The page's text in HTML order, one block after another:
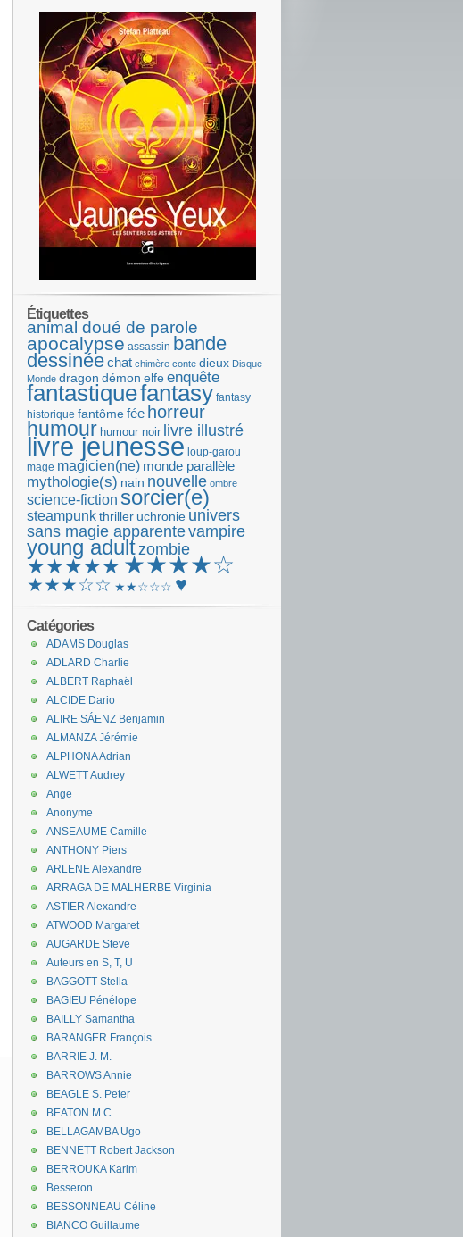
Étiquettes
animal doué de parole
apocalypse assassin bande
dessinéechat chimère conte dieux Disque-
Monde dragon démon elfeenquête
fantastiquefantasy fantasy
historique fantômefée horreur
humour humour noir livre illustré
livre jeunesse loup-garou
mage magicien(ne) monde parallèle
mythologie(s) nain nouvelle ombre
science-fiction sorcier(e)
steampunkthriller uchronie univers
sans magie apparentevampire
young adultzombie
★★★★★ ★★★★☆
★★★☆☆ ★★☆☆☆ ♥
Catégories
ADAMS Douglas
ADLARD Charlie
ALBERT Raphaël
ALCIDE Dario
ALIRE SÁENZ Benjamin
ALMANZA Jérémie
ALPHONA Adrian
ALWETT Audrey
Ange
Anonyme
ANSEAUME Camille
ANTHONY Piers
ARLENE Alexandre
ARRAGA DE MALHERBE Virginia
ASTIER Alexandre
ATWOOD Margaret
AUGARDE Steve
Auteurs en S, T, U
BAGGOTT Stella
BAGIEU Pénélope
BAILLY Samantha
BARANGER François
BARRIE J. M.
BARROWS Annie
BEAGLE S. Peter
BEATON M.C.
BELLAGAMBA Ugo
BENNETT Robert Jackson
BERROUKA Karim
Besseron
BESSONNEAU Céline
BIANCO Guillaume